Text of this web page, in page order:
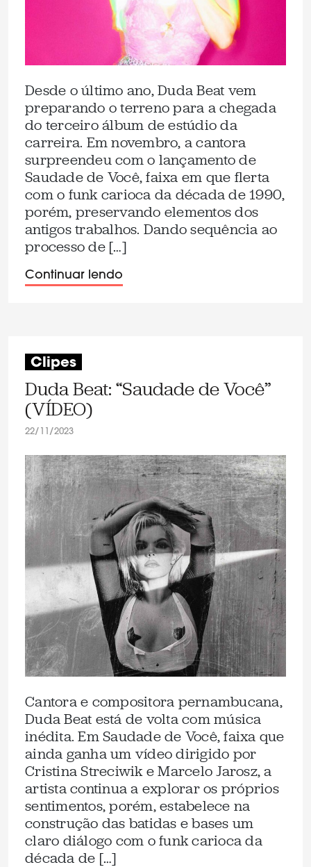
Desde o último ano, Duda Beat vem
preparando o terreno para a chegada
do terceiro álbum de estúdio da
carreira. Em novembro, a cantora
surpreendeu com o lançamento de
Saudade de Você, faixa em que flerta
com o funk carioca da década de 1990,
porém, preservando elementos dos
antigos trabalhos. Dando sequência ao
processo de […]
Continuar lendo
Clipes
Duda Beat: “Saudade de Você”
(VÍDEO)
22/11/2023
Cantora e compositora pernambucana,
Duda Beat está de volta com música
inédita. Em Saudade de Você, faixa que
ainda ganha um vídeo dirigido por
Cristina Streciwik e Marcelo Jarosz, a
artista continua a explorar os próprios
sentimentos, porém, estabelece na
construção das batidas e bases um
claro diálogo com o funk carioca da
década de […]